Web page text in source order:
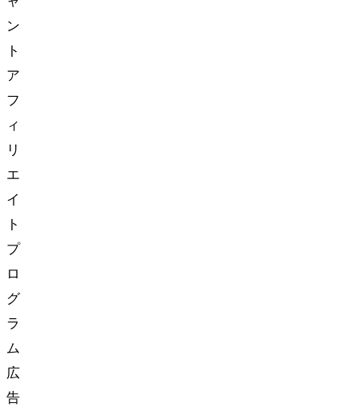
ン
ト
ア
フ
ィ
リ
エ
イ
ト
プ
ロ
グ
ラ
ム
広
告